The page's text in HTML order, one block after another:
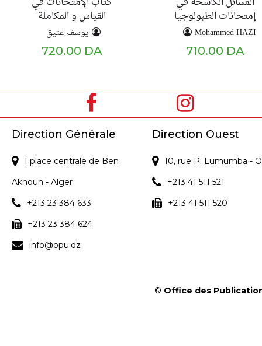
القياس و المكاملة
يوسف عتيق
720.00 DA
إمتحانات الطبولوجيا
Mohammed HAZI
710.00 DA
Direction Générale
1 place centrale de Ben
Aknoun - Alger
+213 23 384 633
+213 23 384 624
info@opu.dz
Direction Ouest
10, rue P. Lumumba -
+213 41 511 521
+213 41 511 520
© Office des